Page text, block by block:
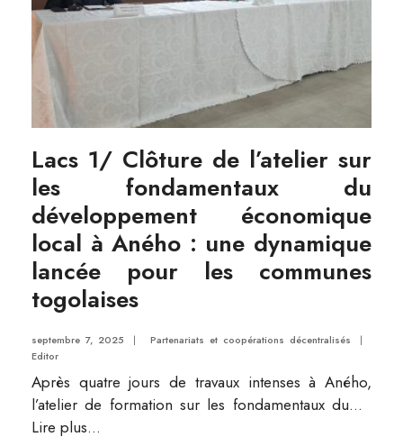
Lacs 1/ Clôture de l’atelier sur
les fondamentaux du
développement économique
local à Aného : une dynamique
lancée pour les communes
togolaises
septembre 7, 2025 | Partenariats et coopérations décentralisés
|
Editor
Après quatre jours de travaux intenses à Aného,
l’atelier de formation sur les fondamentaux du...
Lire plus...